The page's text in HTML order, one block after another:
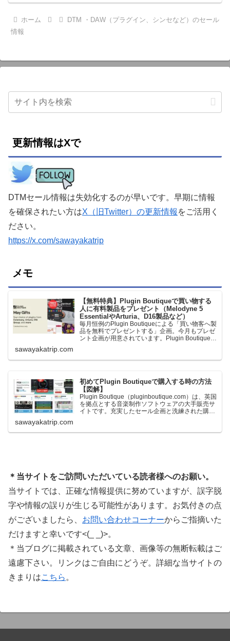
ホーム
DTM ・DAW（プラグイン、シンセなど）のセール
情報
更新情報はXで
DTMセール情報は失効化するのが早いです。早期に情報
を確保されたい方はX（旧Twitter）の更新情報 をご活用く
ださい。
https://x.com/sawayakatrip
メモ
【無料特典】Plugin Boutiqueで買い物する
人に有料製品をプレゼント（Melodyne 5
EssentialやArturia、D16製品など）
毎月恒例のPlugin Boutiqueによる「買い物客へ製
品を無料でプレゼントする」企画。今月もプレゼ
ント企画が用意されています。Plugin Boutiqueで
ます。＊無料配布終了予定日：日本時間：
sawayakatrip.com
初めてPlugin Boutiqueで購入する時の方法
【図解】
Plugin Boutique（pluginboutique.com）は、英国
を拠点とする音楽制作ソフトウェアの大手販売サ
イトです。充実したセール企画と洗練された購入
に知っておきたいこと価格表示に…
sawayakatrip.com
＊当サイトをご訪問いただいている読者様へのお願い。
当サイトでは、正確な情報提供に努めていますが、誤字脱
字や情報の誤りが生じる可能性があります。お気付きの点
がございましたら、 お問い合わせコーナーからご指摘いた
だけますと幸いです<(_ _)>。
＊当ブログに掲載されている文章、画像等の無断転載はご
遠慮下さい。リンクはご自由にどうぞ。詳細な当サイトの
きまりはこちら 。